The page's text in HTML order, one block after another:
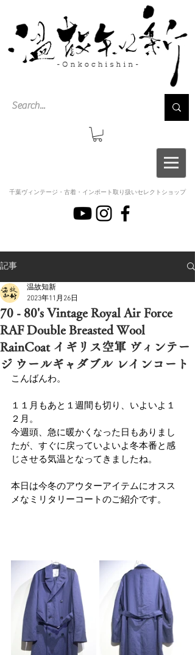
千葉ヴィンテージ・古着・インポート取り扱いセレクトショップ
記事
70 - 80's Vintage Royal Air Force
RAF Double Breasted Wool
RainCoat イギリス空軍 ヴィンテー
ジ ウールギャダブル レインコート
温故知新
2023年11月26日
こんばんわ。
１１月もあと１週間も切り、いよいよ１
２月。
今週頭、急に暖かくなった日もありまし
たが、すぐに戻っていよいよ冬本番と感
じさせる気温となってきましたね。
本日は今冬のアウターアイテムにオスス
メなミリタリーコートのご紹介です。